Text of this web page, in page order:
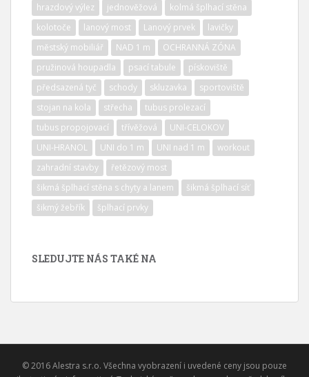
hrazdový výlez
jednověžová
kolmá šplhací stěna
kolotoče
lanový most Lanový prvek
lavičky
městský mobiliář
NAD 1 m
OCHRANNÁ ZÓNA
pružinová houpadla
psací tabule
pískoviště
předsazená tyč
schody skluzavka
sportoviště
stojan na kola
střecha
tubus prolezací
tubus propojovací
třívěžová
UNI-CELOKOV
UNI-HRANOL
UNI do 1 m UNI nad 1 m
workout
zahradní stavby
řetězový most
šikmá šplhací stěna s chyty a lanem
šikmá šplhací síť
šikmý žebřík
šplhací prvky
SLEDUJTE NÁS TAKÉ NA
© 2016 Alestra s.r.o. Všechna vyobrazení i uvedené ceny jsou pouze